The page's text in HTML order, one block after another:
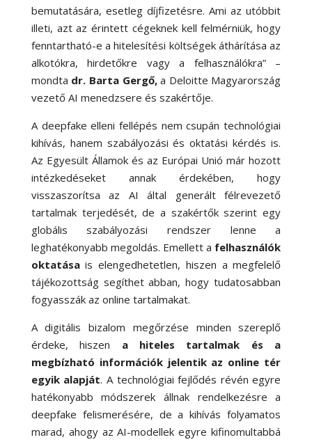
bemutatására, esetleg díjfizetésre. Ami az utóbbit
illeti, azt az érintett cégeknek kell felmérniük, hogy
fenntartható-e a hitelesítési költségek áthárítása az
alkotókra, hirdetőkre vagy a felhasználókra” –
mondta dr. Barta Gergő,a Deloitte Magyarország
vezető AI menedzsere és szakértője.
A deepfake elleni fellépés nem csupán technológiai
kihívás, hanem szabályozási és oktatási kérdés is.
Az Egyesült Államok és az Európai Unió már hozott
intézkedéseket annak érdekében, hogy
visszaszorítsa az AI által generált félrevezető
tartalmak terjedését, de a szakértők szerint egy
globális szabályozási rendszer lenne a
leghatékonyabb megoldás. Emellett a felhasználók
oktatásais elengedhetetlen, hiszen a megfelelő
tájékozottság segíthet abban, hogy tudatosabban
fogyasszák az online tartalmakat.
A digitális bizalom megőrzése minden szereplő
érdeke, hiszen a hiteles tartalmak és a
megbízható információk jelentik az online tér
egyik alapját. A technológiai fejlődés révén egyre
hatékonyabb módszerek állnak rendelkezésre a
deepfake felismerésére, de a kihívás folyamatos
marad, ahogy az AI-modellek egyre kifinomultabbá